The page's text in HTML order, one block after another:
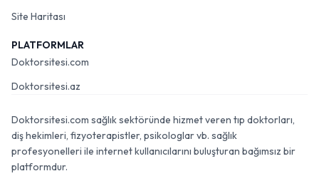
Site Haritası
PLATFORMLAR
Doktorsitesi.com
Doktorsitesi.az
Doktorsitesi.com sağlık sektöründe hizmet veren tıp doktorları,
diş hekimleri, fizyoterapistler, psikologlar vb. sağlık
profesyonelleri ile internet kullanıcılarını buluşturan bağımsız bir
platformdur.